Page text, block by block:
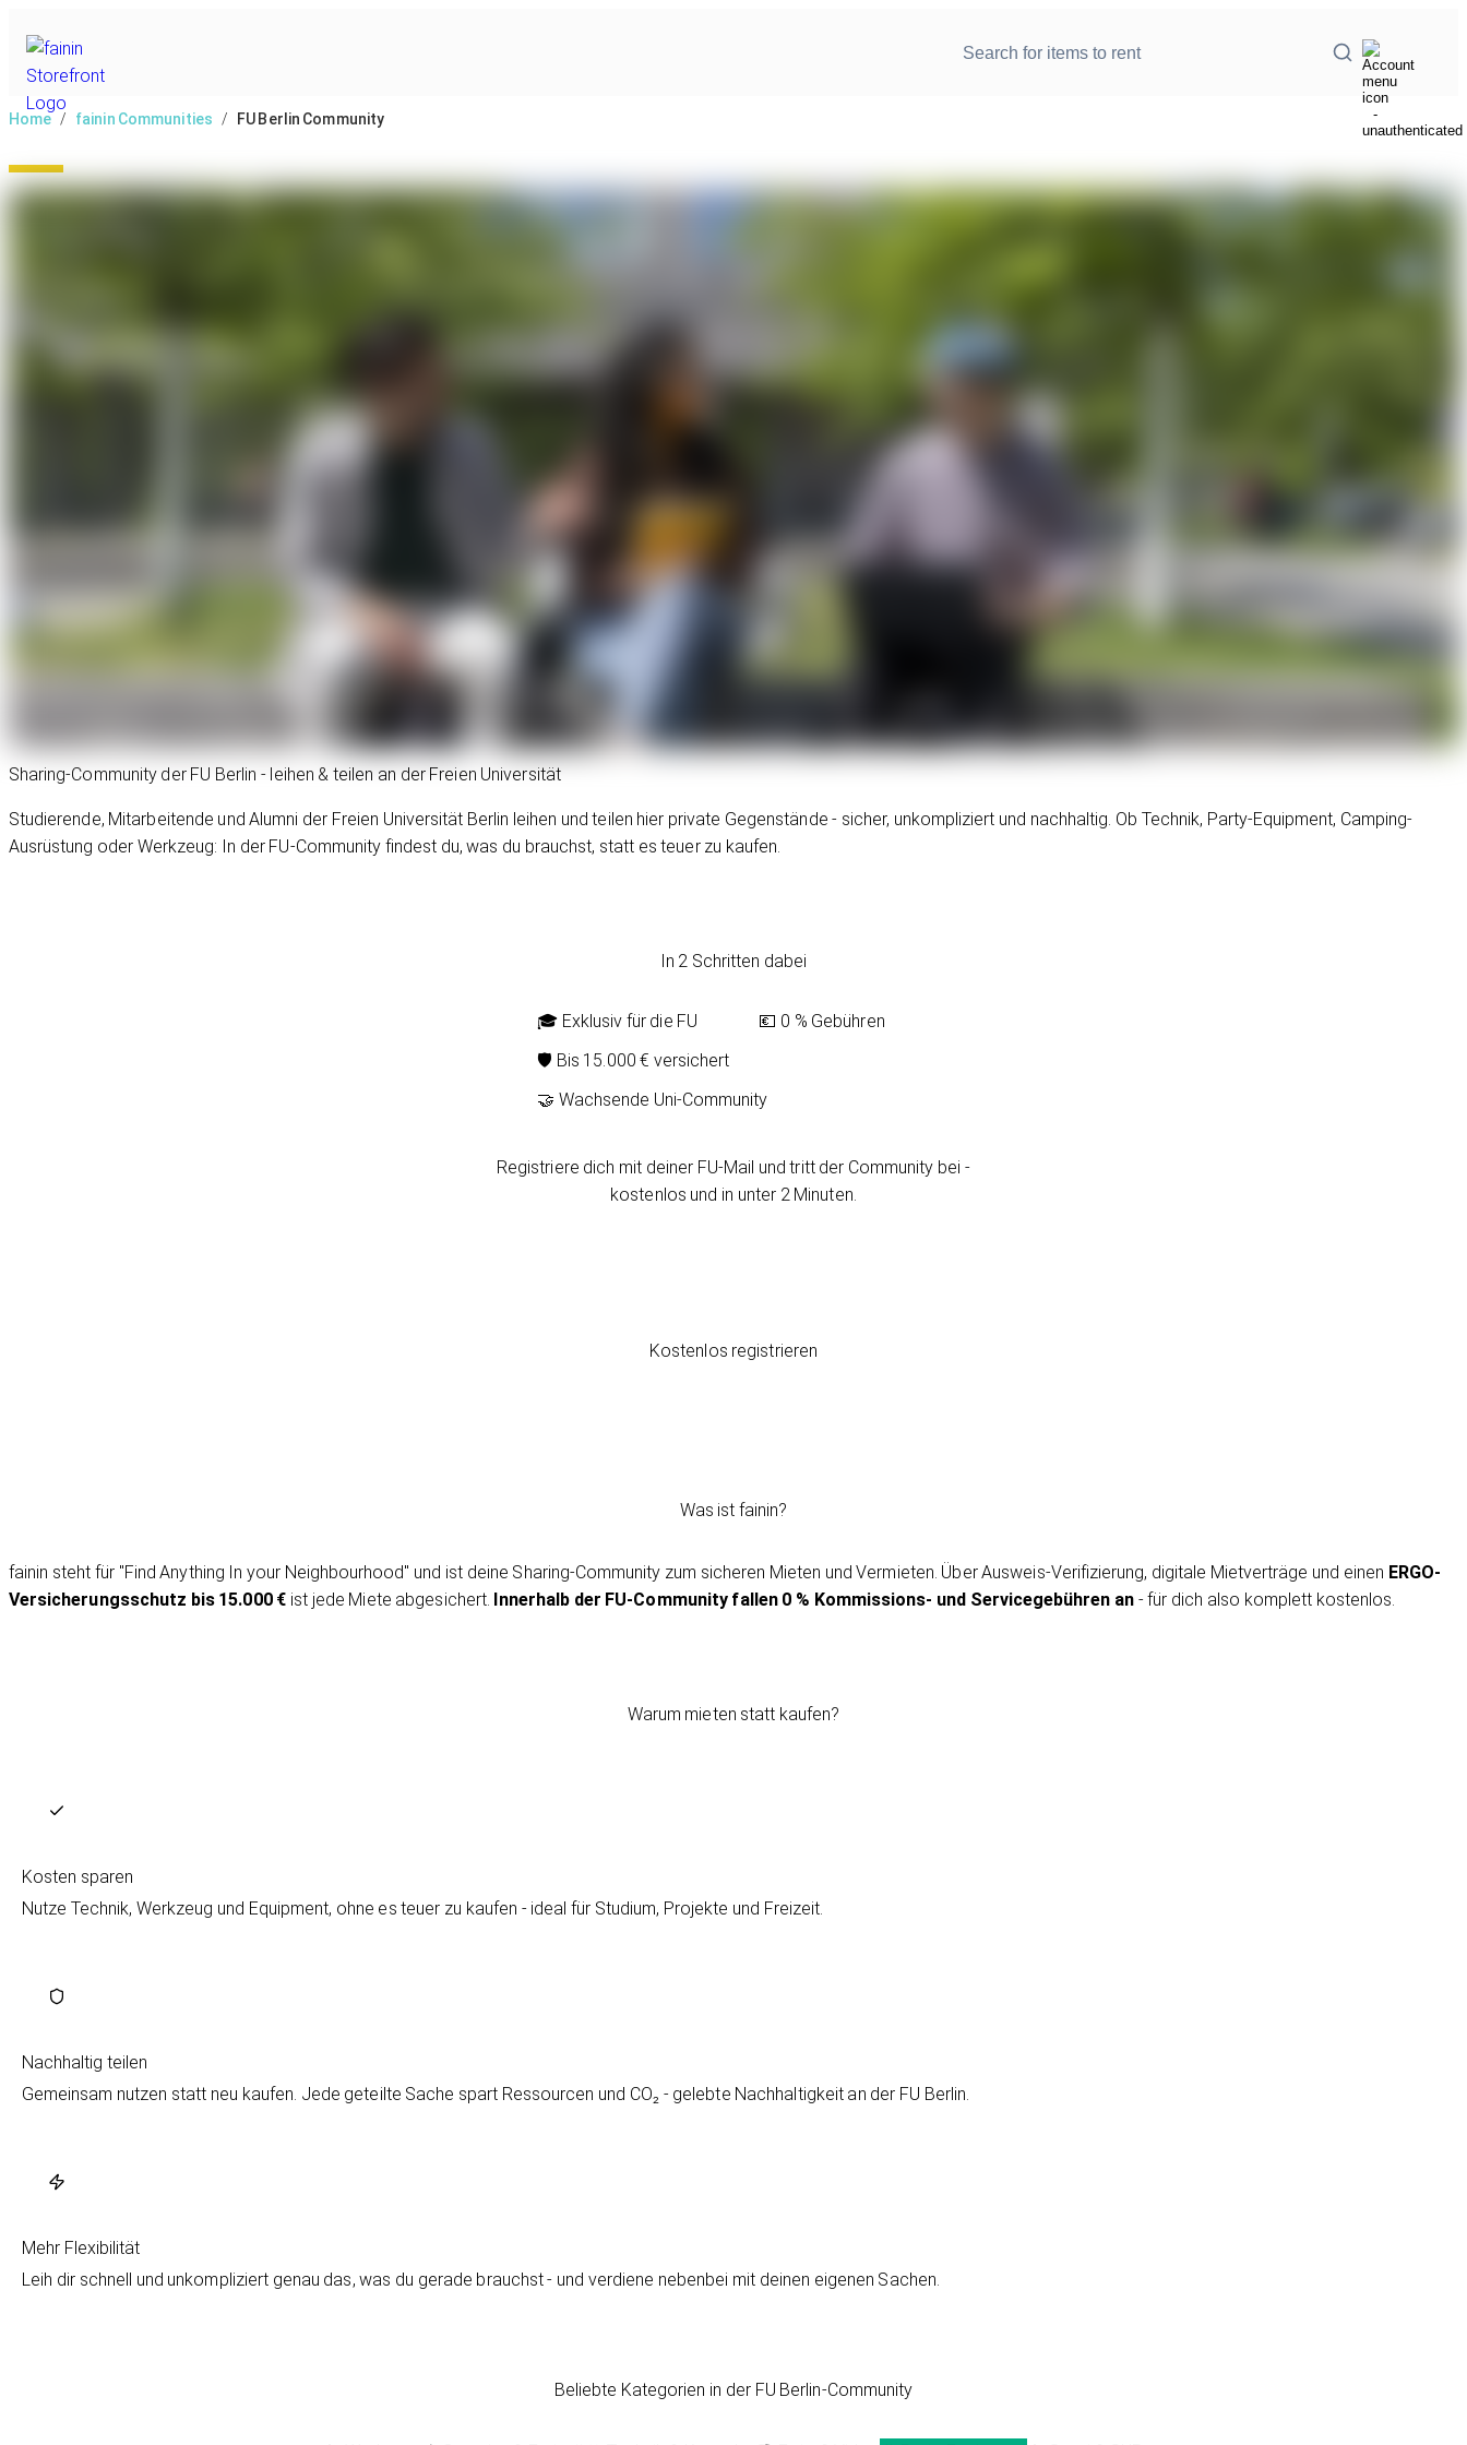
Home / fainin Communities / FU Berlin Community
Sharing-Community der FU Berlin - leihen & teilen an der Freien Universität
Studierende, Mitarbeitende und Alumni der Freien Universität Berlin leihen und teilen hier private Gegenstände - sicher, unkompliziert und nachhaltig. Ob Technik, Party-Equipment, Camping-
Ausrüstung oder Werkzeug: In der FU-Community findest du, was du brauchst, statt es teuer zu kaufen.
In 2 Schritten dabei
🎓 Exklusiv für die FU
💶 0 % Gebühren
🛡️ Bis 15.000 € versichert
🤝 Wachsende Uni-Community
Registriere dich mit deiner FU-Mail und tritt der Community bei -
kostenlos und in unter 2 Minuten.
Kostenlos registrieren
Was ist fainin?
fainin steht für "Find Anything In your Neighbourhood" und ist deine Sharing-Community zum sicheren Mieten und Vermieten. Über Ausweis-Verifizierung, digitale Mietverträge und einen ERGO-
Versicherungsschutz bis 15.000 € ist jede Miete abgesichert. Innerhalb der FU-Community fallen 0 % Kommissions- und Servicegebühren an - für dich also komplett kostenlos.
Warum mieten statt kaufen?
Kosten sparen
Nutze Technik, Werkzeug und Equipment, ohne es teuer zu kaufen - ideal für Studium, Projekte und Freizeit.
Nachhaltig teilen
Gemeinsam nutzen statt neu kaufen. Jede geteilte Sache spart Ressourcen und CO₂ - gelebte Nachhaltigkeit an der FU Berlin.
Mehr Flexibilität
Leih dir schnell und unkompliziert genau das, was du gerade brauchst - und verdiene nebenbei mit deinen eigenen Sachen.
Beliebte Kategorien in der FU Berlin-Community